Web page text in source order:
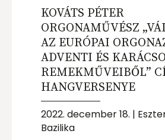
KOVÁTS PÉTER
ORGONAMŰVÉSZ
AZ EURÓPAI
ADVENTI ÉS
REMEKMŰVEIBŐL”
HANGVERSENYE
2022. december 18. |
Bazilika